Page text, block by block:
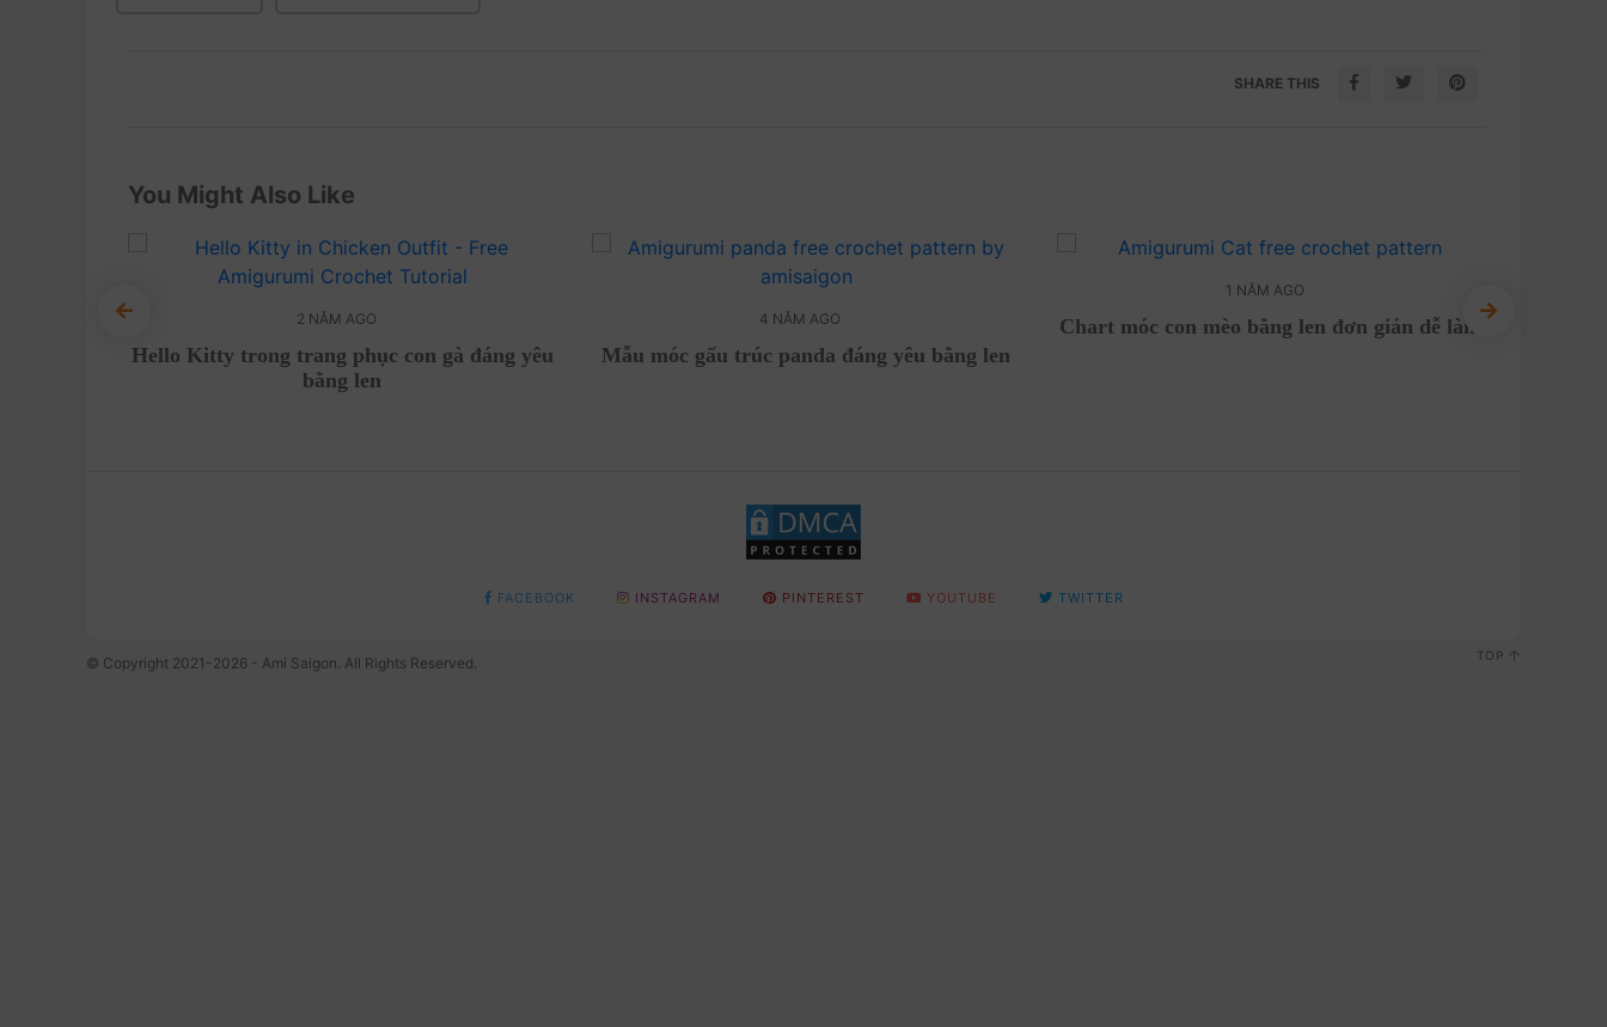
SHARE THIS
You Might Also Like
2 NĂM AGO
Hello Kitty trong trang phục con gà đáng yêu
bằng len
4 NĂM AGO
Mẫu móc gấu trúc panda đáng yêu bằng len
1 NĂM AGO
Chart móc con mèo bằng len đơn giản dễ làm
FACEBOOK INSTAGRAM PINTEREST YOUTUBE TWITTER
© Copyright 2021-2026 - Ami Saigon. All Rights Reserved. TOP